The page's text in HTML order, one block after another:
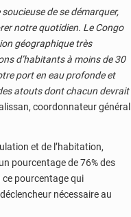
de se démarquer,
notre quotidien. Le Congo
géographique très
d’habitants à moins de 30
port en eau profonde et
atouts dont chacun devrait
coordonnateur général
et de l’habitation,
pourcentage de 76% des
ce pourcentage qui
nécessaire au